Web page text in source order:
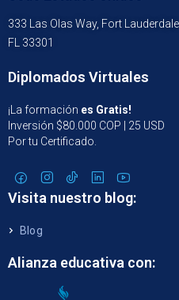
333 Las Olas Way, Fort Lauderdale
FL 33301
Diplomados Virtuales
¡La formación es Gratis!
Inversión $80.000 COP | 25 USD
Por tu Certificado.
Visita nuestro blog:
Blog
Alianza educativa con: